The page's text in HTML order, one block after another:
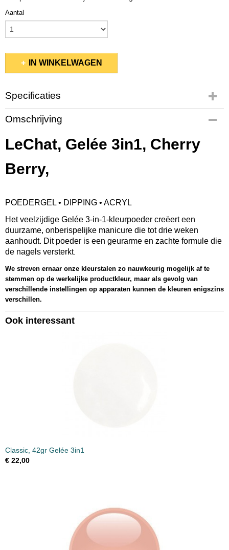
Aantal
IN WINKELWAGEN
Specificaties
Productcode
GCP34
EAN code
845370033760
GCP34
Afmetingen (l,b,h)
5,50 x 5,50 x 5 cm
Omschrijving
LeChat, Gelée 3in1, Cherry
Berry,
POEDERGEL • DIPPING • ACRYL
Het veelzijdige Gelée 3-in-1-kleurpoeder creëert een
duurzame, onberispelijke manicure die tot drie weken
aanhoudt. Dit poeder is een geurarme en zachte formule die
de nagels versterkt.
We streven ernaar onze kleurstalen zo nauwkeurig mogelijk af te
stemmen op de werkelijke productkleur, maar als gevolg van
verschillende instellingen op apparaten kunnen de kleuren enigszins
verschillen.
Ook interessant
Classic, 42gr Gelée 3in1
€ 22,00